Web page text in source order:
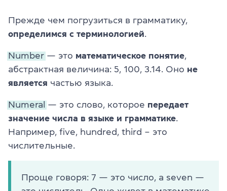
Прежде чем погрузиться в грамматику,
определимся с терминологией
Number — это математическое понятие
абстрактная величина: 5, 100, 3.14. Оно не
является частью языка.
Numeral — это слово, которое передает
значение числа в языке и грамматике
Например, five, hundred, third – это
числительные.
Проще говоря: 7 — это число, а seven —